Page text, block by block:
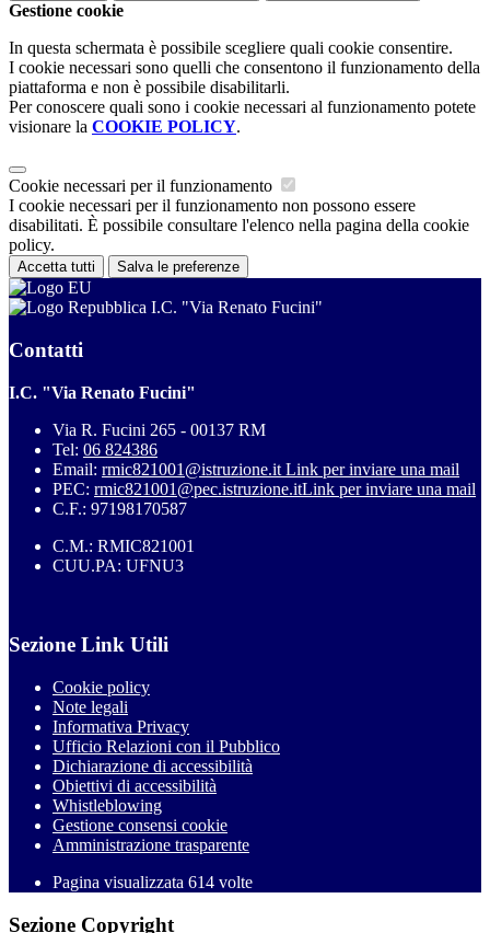
Gestione cookie
In questa schermata è possibile scegliere quali cookie consentire.
I cookie necessari sono quelli che consentono il funzionamento della
piattaforma e non è possibile disabilitarli.
Per conoscere quali sono i cookie necessari al funzionamento potete
visionare la COOKIE POLICY.
Cookie necessari per il funzionamento
I cookie necessari per il funzionamento non possono essere
disabilitati. È possibile consultare l'elenco nella pagina della cookie
policy.
Accetta tutti Salva le preferenze
I.C. "Via Renato Fucini"
Contatti
I.C. "Via Renato Fucini"
Via R. Fucini 265 - 00137 RM
Tel: 06 824386
Email: rmic821001@istruzione.it Link per inviare una mail
PEC: rmic821001@pec.istruzione.itLink per inviare una mail
C.F.: 97198170587
C.M.: RMIC821001
CUU.PA: UFNU3
Sezione Link Utili
Cookie policy
Note legali
Informativa Privacy
Ufficio Relazioni con il Pubblico
Dichiarazione di accessibilità
Obiettivi di accessibilità
Whistleblowing
Gestione consensi cookie
Amministrazione trasparente
Pagina visualizzata 614 volte
Sezione Copyright